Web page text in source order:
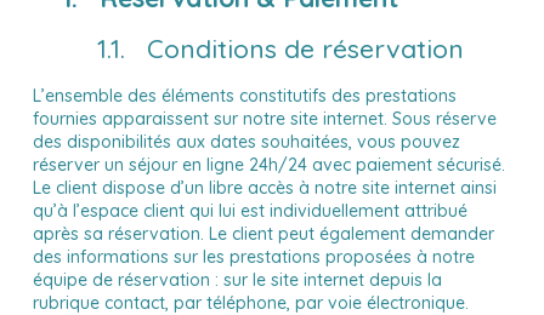
1.1. Conditions de réservation
L’ensemble des éléments constitutifs des prestations
fournies apparaissent sur notre site internet. Sous réserve
des disponibilités aux dates souhaitées, vous pouvez
réserver un séjour en ligne 24h/24 avec paiement sécurisé.
Le client dispose d’un libre accès à notre site internet ainsi
qu’à l’espace client qui lui est individuellement attribué
après sa réservation. Le client peut également demander
des informations sur les prestations proposées à notre
équipe de réservation : sur le site internet depuis la
rubrique contact, par téléphone, par voie électronique.